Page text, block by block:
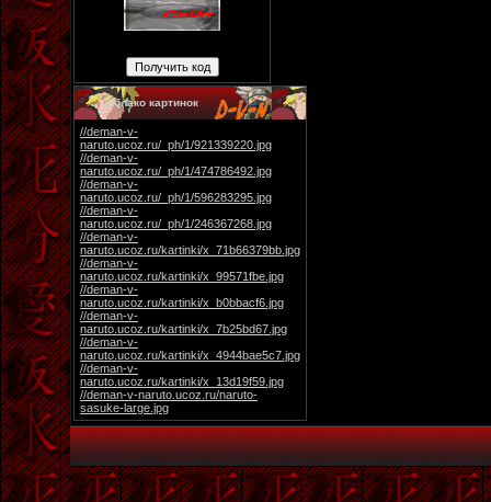
Облако картинок
//deman-v-
naruto.ucoz.ru/_ph/1/921339220.jpg
//deman-v-
naruto.ucoz.ru/_ph/1/474786492.jpg
//deman-v-
naruto.ucoz.ru/_ph/1/596283295.jpg
//deman-v-
naruto.ucoz.ru/_ph/1/246367268.jpg
//deman-v-
naruto.ucoz.ru/kartinki/x_71b66379bb.jpg
//deman-v-
naruto.ucoz.ru/kartinki/x_99571fbe.jpg
//deman-v-
naruto.ucoz.ru/kartinki/x_b0bbacf6.jpg
//deman-v-
naruto.ucoz.ru/kartinki/x_7b25bd67.jpg
//deman-v-
naruto.ucoz.ru/kartinki/x_4944bae5c7.jpg
//deman-v-
naruto.ucoz.ru/kartinki/x_13d19f59.jpg
//deman-v-naruto.ucoz.ru/naruto-
sasuke-large.jpg